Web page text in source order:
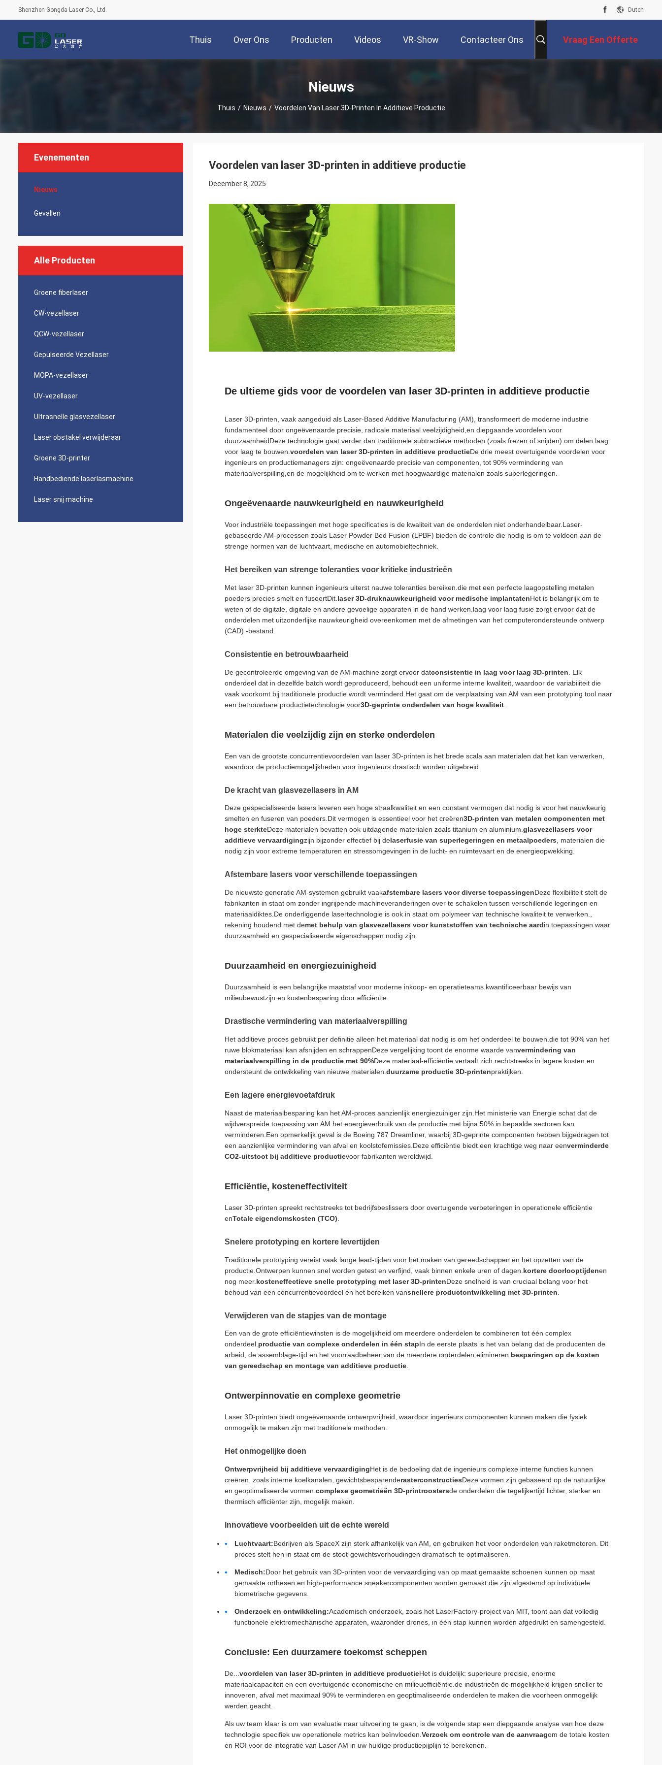
Shenzhen Gongda Laser Co., Ltd. Dutch
Thuis Over Ons Producten Videos VR-Show Contacteer Ons Vraag Een Offerte
Nieuws
Thuis / Nieuws / Voordelen Van Laser 3D-Printen In Additieve Productie
Evenementen
Nieuws
Gevallen
Alle Producten
Groene fiberlaser
CW-vezellaser
QCW-vezellaser
Gepulseerde Vezellaser
MOPA-vezellaser
UV-vezellaser
Ultrasnelle glasvezellaser
Laser obstakel verwijderaar
Groene 3D-printer
Handbediende laserlasmachine
Laser snij machine
Voordelen van laser 3D-printen in additieve productie
December 8, 2025
De ultieme gids voor de voordelen van laser 3D-printen in additieve productie
Laser 3D-printen, vaak aangeduid als Laser-Based Additive Manufacturing (AM), transformeert de moderne industrie
fundamenteel door ongeëvenaarde precisie, radicale materiaal veelzijdigheid,en diepgaande voordelen voor
duurzaamheidDeze technologie gaat verder dan traditionele subtractieve methoden (zoals frezen of snijden) om delen laag
voor laag te bouwen. voordelen van laser 3D-printen in additieve productieDe drie meest overtuigende voordelen voor
ingenieurs en productiemanagers zijn: ongeëvenaarde precisie van componenten, tot 90% vermindering van
materiaalverspilling,en de mogelijkheid om te werken met hoogwaardige materialen zoals superlegeringen.
Ongeëvenaarde nauwkeurigheid en nauwkeurigheid
Voor industriële toepassingen met hoge specificaties is de kwaliteit van de onderdelen niet onderhandelbaar.Laser-
gebaseerde AM-processen zoals Laser Powder Bed Fusion (LPBF) bieden de controle die nodig is om te voldoen aan de
strenge normen van de luchtvaart, medische en automobieltechniek.
Het bereiken van strenge toleranties voor kritieke industrieën
Met laser 3D-printen kunnen ingenieurs uiterst nauwe toleranties bereiken.die met een perfecte laagopstelling metalen
poeders precies smelt en fuseertDit. laser 3D-druknauwkeurigheid voor medische implantatenHet is belangrijk om te
weten of de digitale, digitale en andere gevoelige apparaten in de hand werken.laag voor laag fusie zorgt ervoor dat de
onderdelen met uitzonderlijke nauwkeurigheid overeenkomen met de afmetingen van het computerondersteunde ontwerp
(CAD) -bestand.
Consistentie en betrouwbaarheid
De gecontroleerde omgeving van de AM-machine zorgt ervoor datconsistentie in laag voor laag 3D-printen . Elk
onderdeel dat in dezelfde batch wordt geproduceerd, behoudt een uniforme interne kwaliteit, waardoor de variabiliteit die
vaak voorkomt bij traditionele productie wordt verminderd.Het gaat om de verplaatsing van AM van een prototyping tool naar
een betrouwbare productietechnologie voor3D-geprinte onderdelen van hoge kwaliteit
Materialen die veelzijdig zijn en sterke onderdelen
Een van de grootste concurrentievoordelen van laser 3D-printen is het brede scala aan materialen dat het kan verwerken,
waardoor de productiemogelijkheden voor ingenieurs drastisch worden uitgebreid.
De kracht van glasvezellasers in AM
Deze gespecialiseerde lasers leveren een hoge straalkwaliteit en een constant vermogen dat nodig is voor het nauwkeurig
smelten en fuseren van poeders.Dit vermogen is essentieel voor het creëren3D-printen van metalen componenten met
hoge sterkteDeze materialen bevatten ook uitdagende materialen zoals titanium en aluminium.glasvezellasers voor
additieve vervaardigingzijn bijzonder effectief bij delaserfusie van superlegeringen en metaalpoeders, materialen die
nodig zijn voor extreme temperaturen en stressomgevingen in de lucht- en ruimtevaart en de energieopwekking.
Afstembare lasers voor verschillende toepassingen
De nieuwste generatie AM-systemen gebruikt vaakafstembare lasers voor diverse toepassingenDeze flexibiliteit stelt de
fabrikanten in staat om zonder ingrijpende machineveranderingen over te schakelen tussen verschillende legeringen en
materiaaldiktes.De onderliggende lasertechnologie is ook in staat om polymeer van technische kwaliteit te verwerken.,
rekening houdend met demet behulp van glasvezellasers voor kunststoffen van technische aardin toepassingen waar
duurzaamheid en gespecialiseerde eigenschappen nodig zijn.
Duurzaamheid en energiezuinigheid
Duurzaamheid is een belangrijke maatstaf voor moderne inkoop- en operatieteams.kwantificeerbaar bewijs van
milieubewustzijn en kostenbesparing door efficiëntie.
Drastische vermindering van materiaalverspilling
Het additieve proces gebruikt per definitie alleen het materiaal dat nodig is om het onderdeel te bouwen.die tot 90% van het
ruwe blokmateriaal kan afsnijden en schrappenDeze vergelijking toont de enorme waarde vanvermindering van
materiaalverspilling in de productie met 90%Deze materiaal-efficiëntie vertaalt zich rechtstreeks in lagere kosten en
ondersteunt de ontwikkeling van nieuwe materialen. duurzame productie 3D-printenpraktijken.
Een lagere energievoetafdruk
Naast de materiaalbesparing kan het AM-proces aanzienlijk energiezuiniger zijn.Het ministerie van Energie schat dat de
wijdverspreide toepassing van AM het energieverbruik van de productie met bijna 50% in bepaalde sectoren kan
verminderen.Een opmerkelijk geval is de Boeing 787 Dreamliner, waarbij 3D-geprinte componenten hebben bijgedragen tot
een aanzienlijke vermindering van afval en koolstofemissies.Deze efficiëntie biedt een krachtige weg naar eenverminderde
CO2-uitstoot bij additieve productievoor fabrikanten wereldwijd.
Efficiëntie, kosteneffectiviteit
Laser 3D-printen spreekt rechtstreeks tot bedrijfsbeslissers door overtuigende verbeteringen in operationele efficiëntie
enTotale eigendomskosten (TCO)
Snelere prototyping en kortere levertijden
Traditionele prototyping vereist vaak lange lead-tijden voor het maken van gereedschappen en het opzetten van de
productie.Ontwerpen kunnen snel worden getest en verfijnd, vaak binnen enkele uren of dagen. kortere doorlooptijdenen
nog meer. kosteneffectieve snelle prototyping met laser 3D-printenDeze snelheid is van cruciaal belang voor het
behoud van een concurrentievoordeel en het bereiken vansnellere productontwikkeling met 3D-printen
Verwijderen van de stapjes van de montage
Een van de grote efficiëntiewinsten is de mogelijkheid om meerdere onderdelen te combineren tot één complex
onderdeel.productie van complexe onderdelen in één stapIn de eerste plaats is het van belang dat de producenten de
arbeid, de assemblage-tijd en het voorraadbeheer van de meerdere onderdelen elimineren.besparingen op de kosten
van gereedschap en montage van additieve productie.
Ontwerpinnovatie en complexe geometrie
Laser 3D-printen biedt ongeëvenaarde ontwerpvrijheid, waardoor ingenieurs componenten kunnen maken die fysiek
onmogelijk te maken zijn met traditionele methoden.
Het onmogelijke doen
Ontwerpvrijheid bij additieve vervaardigingHet is de bedoeling dat de ingenieurs complexe interne functies kunnen
creëren, zoals interne koelkanalen, gewichtsbesparenderasterconstructiesDeze vormen zijn gebaseerd op de natuurlijke
en geoptimaliseerde vormen. complexe geometrieën 3D-printroostersde onderdelen die tegelijkertijd lichter, sterker en
thermisch efficiënter zijn, mogelijk maken.
Innovatieve voorbeelden uit de echte wereld
Luchtvaart:Bedrijven als SpaceX zijn sterk afhankelijk van AM, en gebruiken het voor onderdelen van raketmotoren. Dit
proces stelt hen in staat om de stoot-gewichtsverhoudingen dramatisch te optimaliseren.
Medisch:Door het gebruik van 3D-printen voor de vervaardiging van op maat gemaakte schoenen kunnen op maat
gemaakte orthesen en high-performance sneakercomponenten worden gemaakt die zijn afgestemd op individuele
biometrische gegevens.
Onderzoek en ontwikkeling:Academisch onderzoek, zoals het LaserFactory-project van MIT, toont aan dat volledig
functionele elektromechanische apparaten, waaronder drones, in één stap kunnen worden afgedrukt en samengesteld.
Conclusie: Een duurzamere toekomst scheppen
De... voordelen van laser 3D-printen in additieve productieHet is duidelijk: superieure precisie, enorme
materiaalcapaciteit en een overtuigende economische en milieuefficiëntie.de industrieën de mogelijkheid krijgen sneller te
innoveren, afval met maximaal 90% te verminderen en geoptimaliseerde onderdelen te maken die voorheen onmogelijk
werden geacht.
Als uw team klaar is om van evaluatie naar uitvoering te gaan, is de volgende stap een diepgaande analyse van hoe deze
technologie specifiek uw operationele metrics kan beïnvloeden. Verzoek om controle van de aanvraagom de totale kosten
en ROI voor de integratie van Laser AM in uw huidige productiepijplijn te berekenen.